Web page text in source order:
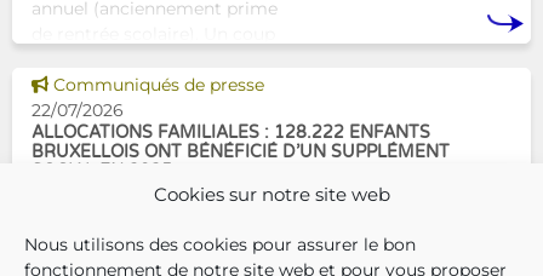
Cookies sur notre site web
Nous utilisons des cookies pour assurer le bon
fonctionnement de notre site web et pour vous proposer
annuel (anciennement prime
commencer la
Voir cette news
Communiqués de presse
22/07/2026
ALLOCATIONS FAMILIALES : 128.222 ENFANTS
BRUXELLOIS ONT BÉNÉFICIÉ D’UN SUPPLÉMENT
En décembre 2025, 304.966
enfants bruxellois avaient droit